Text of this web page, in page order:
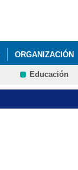
ORGANIZACIÓN
Educación